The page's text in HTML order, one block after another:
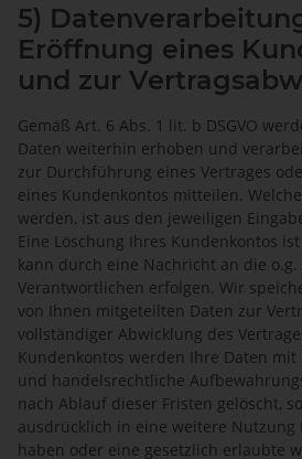
5)
Eröffnung eines
und zur
Gemäß Art. 6 Abs. 1 lit. b DSGVO
Daten weiterhin erhoben und
zur Durchführung eines Vertrages
eines Kundenkontos mitteilen.
werden, ist aus den jeweiligen
Eine Löschung Ihres Kundenkontos
kann durch eine Nachricht an die o.g.
Verantwortlichen erfolgen. Wir
von Ihnen mitgeteilten Daten zur
vollständiger Abwicklung des
Kundenkontos werden Ihre Daten
und handelsrechtliche
nach Ablauf dieser Fristen gelöscht,
ausdrücklich in eine weitere
haben oder eine gesetzlich erlaubte